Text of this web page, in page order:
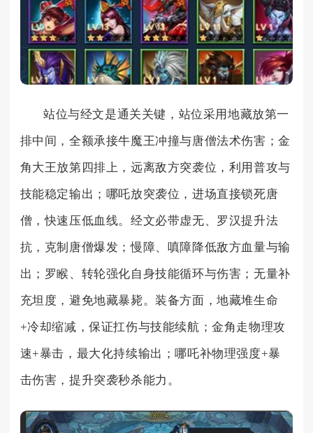
站位与经文是通关关键，站位采用地藏放第一
排中间，全额承接牛魔王冲撞与唐僧法术伤害；金
角大王放第四排上，远离敌方突袭位，利用普攻与
技能稳定输出；哪吒放突袭位，进场直接锁死唐
僧，快速压低血线。经文必带虚无、罗汉提升法
抗，克制唐僧爆发；慢障、嗔障降低敌方血量与输
出；罗睺、转轮强化自身技能循环与伤害；无量补
充坦度，避免地藏暴毙。装备方面，地藏堆生命
+冷却缩减，保证扛伤与技能续航；金角走物理攻
速+暴击，最大化持续输出；哪吒补物理强度+暴
击伤害，提升突袭秒杀能力。